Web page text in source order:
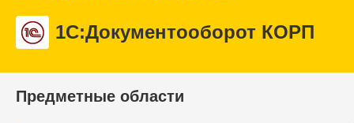
1С:Документооборот КОРП
Предметные области